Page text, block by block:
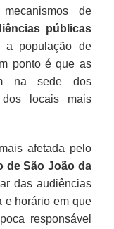
de
públicas
a população de
ponto é que as
na sede dos
locais mais
afetada pelo
de São João da
das audiências
e horário em que
responsável